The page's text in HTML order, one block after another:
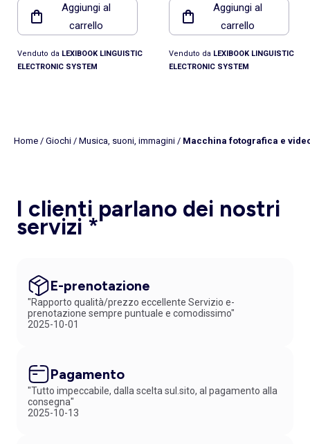
memoria Flash integrata
Aggiungi al
carrello
Venduto da LEXIBOOK LINGUISTIC
ELECTRONIC SYSTEM
adesivi per le referenze Star
Cam DJ150 e DJ160
Aggiungi al
carrello
Venduto da LEXIBOOK LINGUISTIC
ELECTRONIC SYSTEM
Home / Giochi / Musica, suoni, immagini / Macchina fotografica e
I clienti parlano dei nostri
servizi *
E-prenotazione
"Rapporto qualità/prezzo eccellente Servizio e-
prenotazione sempre puntuale e comodissimo"
2025-10-01
Pagamento
"Tutto impeccabile, dalla scelta sul.sito, al pagamento alla
consegna"
2025-10-13